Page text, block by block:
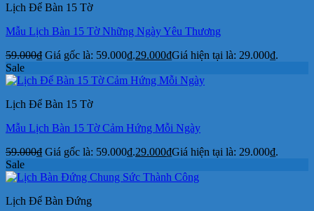
Lịch Để Bàn 15 Tờ
Mẫu Lịch Bàn 15 Tờ Những Ngày Yêu Thương
59.000₫ Giá gốc là: 59.000₫.29.000₫Giá hiện tại là: 29.000₫.
Sale
Lịch Để Bàn 15 Tờ
Mẫu Lịch Bàn 15 Tờ Cảm Hứng Mỗi Ngày
59.000₫ Giá gốc là: 59.000₫.29.000₫Giá hiện tại là: 29.000₫.
Sale
Lịch Để Bàn Đứng